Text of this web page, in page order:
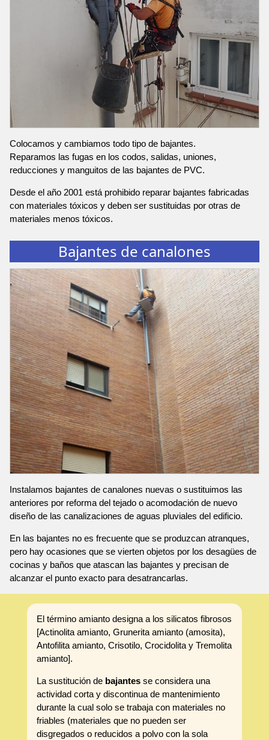
Colocamos y cambiamos todo tipo de bajantes.
Reparamos las fugas en los codos, salidas, uniones,
reducciones y manguitos de las bajantes de PVC.
Desde el año 2001 está prohibido reparar bajantes fabricadas
con materiales tóxicos y deben ser sustituidas por otras de
materiales menos tóxicos.
Bajantes de canalones
Instalamos bajantes de canalones nuevas o sustituimos las
anteriores por reforma del tejado o acomodación de nuevo
diseño de las canalizaciones de aguas pluviales del edificio.
En las bajantes no es frecuente que se produzcan atranques,
pero hay ocasiones que se vierten objetos por los desagües de
cocinas y baños que atascan las bajantes y precisan de
alcanzar el punto exacto para desatrancarlas.
El término amianto designa a los silicatos fibrosos
[Actinolita amianto, Grunerita amianto (amosita),
Antofilita amianto, Crisotilo, Crocidolita y Tremolita
amianto].
La sustitución de bajantesse considera una
actividad corta y discontinua de mantenimiento
durante la cual solo se trabaja con materiales no
friables (materiales que no pueden ser
disgregados o reducidos a polvo con la sola